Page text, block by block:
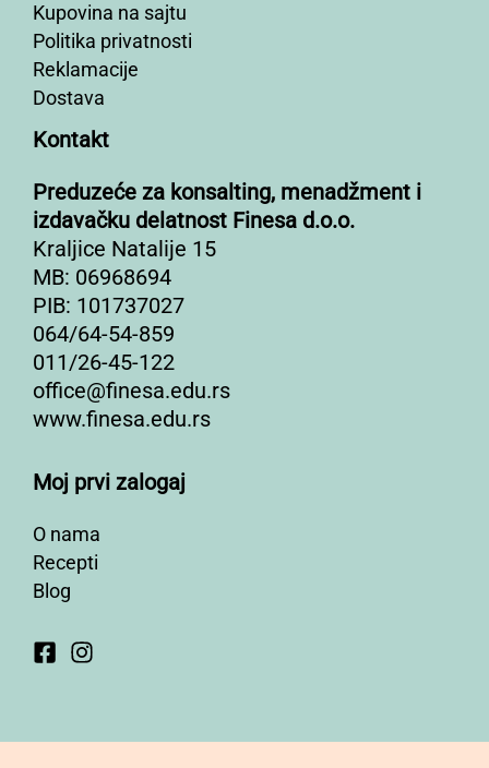
Kupovina na sajtu
Politika privatnosti
Reklamacije
Dostava
Kontakt
Preduzeće za konsalting, menadžment i
izdavačku delatnost Finesa d.o.o.
Kraljice Natalije 15
MB: 06968694
PIB: 101737027
064/64-54-859
011/26-45-122
office@finesa.edu.rs
www.finesa.edu.rs
Moj prvi zalogaj
O nama
Recepti
Blog